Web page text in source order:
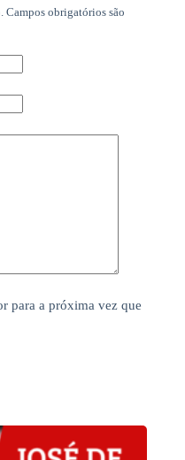
Campos obrigatórios são
para a próxima vez que